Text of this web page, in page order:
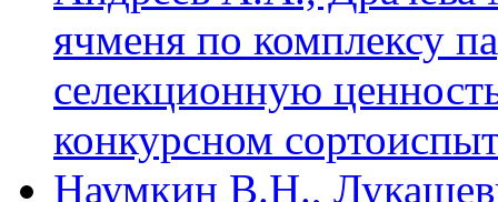
ячменя по комплексу
селекционную
конкурсном
Наумкин В.Н.,